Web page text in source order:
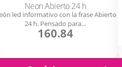
Neon Abierto 24 h
led informativo con la frase Abierto
24 h. Pensado para...
160.84